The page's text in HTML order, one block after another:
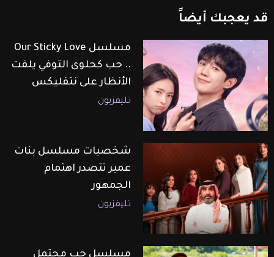
قد يعجبك أيضاً
مسلسل Our Sticky Love
.. حب كحلوى التوفي يلفت
الأنظار على نتفليكس
تليفزيون
شخصيات مسلسل بنات
عمير تتصدر اهتمام
الجمهور
تليفزيون
مسلسل حب محتمل